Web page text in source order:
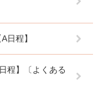
日程】
程】〔よくある